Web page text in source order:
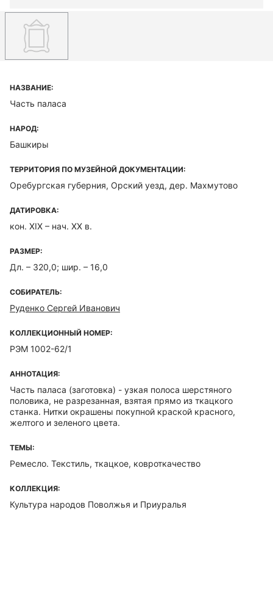
НАЗВАНИЕ:
Часть паласа
НАРОД:
Башкиры
ТЕРРИТОРИЯ ПО МУЗЕЙНОЙ ДОКУМЕНТАЦИИ:
Оребургская губерния, Орский уезд, дер. Махмутово
ДАТИРОВКА:
кон. XIX – нач. XX в.
РАЗМЕР:
Дл. – 320,0; шир. – 16,0
СОБИРАТЕЛЬ:
Руденко Сергей Иванович
КОЛЛЕКЦИОННЫЙ НОМЕР:
РЭМ 1002-62/1
АННОТАЦИЯ:
Часть паласа (заготовка) - узкая полоса шерстяного
половика, не разрезанная, взятая прямо из ткацкого
станка. Нитки окрашены покупной краской красного,
желтого и зеленого цвета.
ТЕМЫ:
Ремесло. Текстиль, ткацкое, ковроткачество
КОЛЛЕКЦИЯ:
Культура народов Поволжья и Приуралья